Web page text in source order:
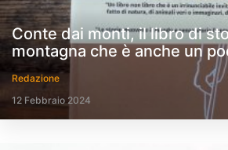
Conte dai monti, il libro di
montagna che è anche un
Redazione
12 Febbraio 2024